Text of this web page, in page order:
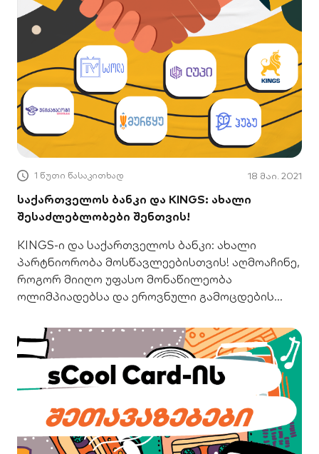
1 წუთი წასაკითხად 18 მაი. 2021
საქართველოს ბანკი და KINGS: ახალი
შესაძლებლობები შენთვის!
KINGS-ი და საქართველოს ბანკი: ახალი
პარტნიორობა მოსწავლეებისთვის! აღმოაჩინე,
როგორ მიიღო უფასო მონაწილეობა
ოლიმპიადებსა და ეროვნული გამოცდების